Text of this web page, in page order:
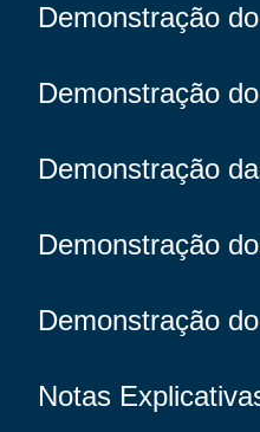
Demonstração
Demonstração
Demonstração
Demonstração
Demonstração
Notas